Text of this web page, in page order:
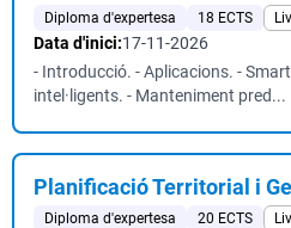
Diploma d'expertesa 18 ECTS
Data d'inici:17-11-2026
- Introducció. - Aplicacions. -
intel·ligents. - Manteniment pred...
Planificació Territorial i
Diploma d'expertesa 20 ECTS